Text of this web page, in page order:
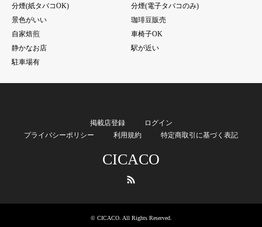
分煙(紙タバコOK)
分煙(電子タバコのみ)
景色がいい
珈琲豆販売
自家焙煎
車椅子OK
静かなお店
駅が近い
駐車場有
掲載店登録
ログイン
プライバシーポリシー
利用規約 特定商取引に基づく表記
CICACO
© CICACO. All Rights Reserved.